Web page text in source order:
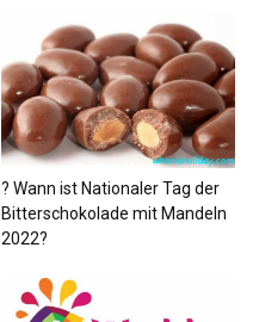
? Wann ist Nationaler Tag der
Bitterschokolade mit Mandeln
2022?